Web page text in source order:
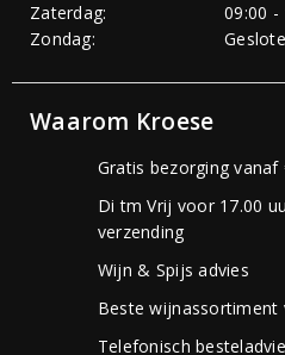
Zaterdag:
09:00 -
Zondag:
Waarom Kroese
Gratis bezorging vanaf
Di tm Vrij voor 17.00
verzending
Wijn & Spijs advies
Beste wijnassortiment
Telefonisch